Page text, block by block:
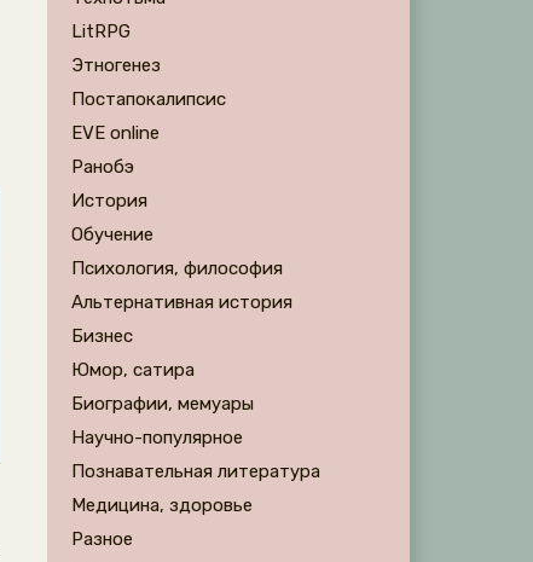
LitRPG
Этногенез
Постапокалипсис
EVE online
Ранобэ
История
Обучение
Психология, философия
Альтернативная история
Бизнес
Юмор, сатира
Биографии, мемуары
Научно-популярное
Познавательная литература
Медицина, здоровье
Разное